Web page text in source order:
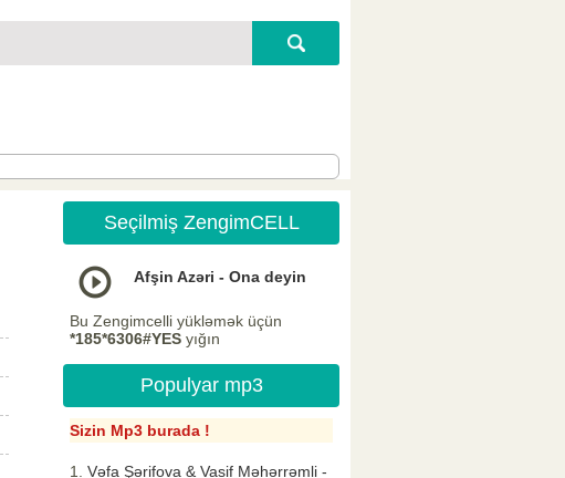
Seçilmiş ZengimCELL
Afşin Azəri - Ona deyin
Bu Zengimcelli yükləmək üçün
*185*6306#YES yığın
Populyar mp3
Sizin Mp3 burada !
Vəfa Şərifova & Vasif Məhərrəmli -